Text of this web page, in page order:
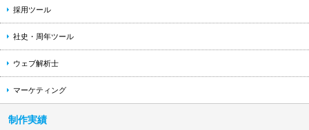
採用ツール
社史・周年ツール
ウェブ解析士
マーケティング
制作実績